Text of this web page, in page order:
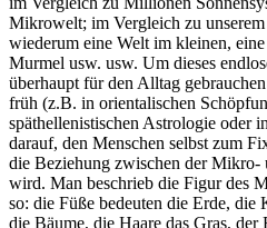
Mikrowelt; im Vergleich zu unserem
wiederum eine Welt im kleinen,
Murmel usw. usw. Um dieses
überhaupt für den Alltag
früh (z.B. in orientalischen
späthellenistischen Astrologie oder
darauf, den Menschen selbst zum
die Beziehung zwischen der Mikro-
wird. Man beschrieb die Figur des
so: die Füße bedeuten die Erde, die
die Bäume, die Haare das Gras,